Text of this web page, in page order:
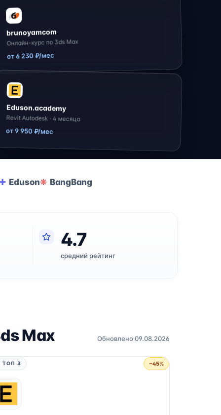
brunoyamcom
Онлайн-курс по 3ds Max
от 6 230 ₽/мес
Eduson.academy
Revit Autodesk · 4 месяца
от 9 950 ₽/мес
Eduson BangBang
4.7
средний рейтинг
Max Обновлено 09.08.2026
ТОП 3 −45%